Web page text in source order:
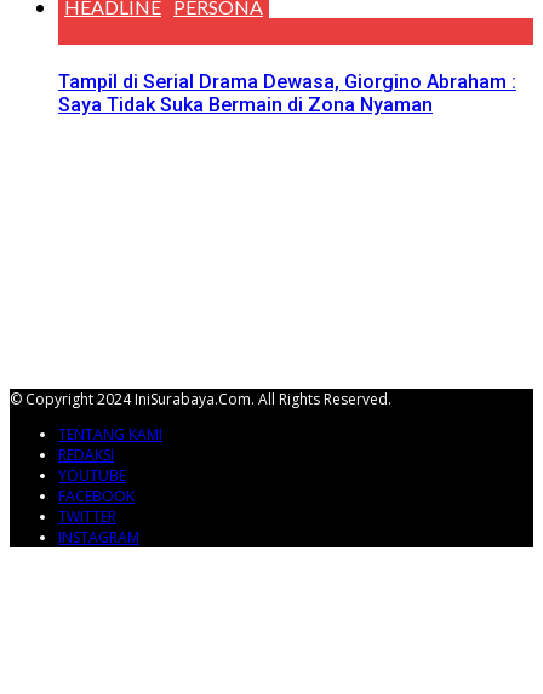
HEADLINE PERSONA
Tampil di Serial Drama Dewasa, Giorgino Abraham :
Saya Tidak Suka Bermain di Zona Nyaman
© Copyright 2024 IniSurabaya.com. All Rights Reserved.
TENTANG KAMI
REDAKSI
YOUTUBE
FACEBOOK
TWITTER
INSTAGRAM